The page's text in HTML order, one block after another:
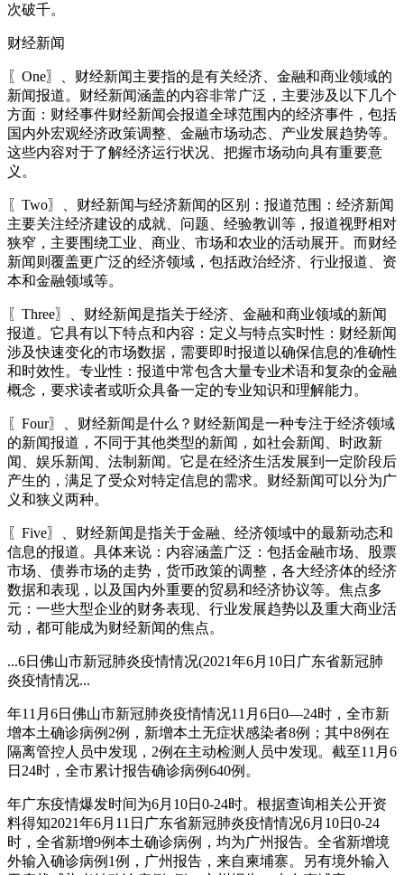
次破千。
财经新闻
〖One〗、财经新闻主要指的是有关经济、金融和商业领域的
新闻报道。财经新闻涵盖的内容非常广泛，主要涉及以下几个
方面：财经事件财经新闻会报道全球范围内的经济事件，包括
国内外宏观经济政策调整、金融市场动态、产业发展趋势等。
这些内容对于了解经济运行状况、把握市场动向具有重要意
义。
〖Two〗、财经新闻与经济新闻的区别：报道范围：经济新闻
主要关注经济建设的成就、问题、经验教训等，报道视野相对
狭窄，主要围绕工业、商业、市场和农业的活动展开。而财经
新闻则覆盖更广泛的经济领域，包括政治经济、行业报道、资
本和金融领域等。
〖Three〗、财经新闻是指关于经济、金融和商业领域的新闻
报道。它具有以下特点和内容：定义与特点实时性：财经新闻
涉及快速变化的市场数据，需要即时报道以确保信息的准确性
和时效性。专业性：报道中常包含大量专业术语和复杂的金融
概念，要求读者或听众具备一定的专业知识和理解能力。
〖Four〗、财经新闻是什么？财经新闻是一种专注于经济领域
的新闻报道，不同于其他类型的新闻，如社会新闻、时政新
闻、娱乐新闻、法制新闻。它是在经济生活发展到一定阶段后
产生的，满足了受众对特定信息的需求。财经新闻可以分为广
义和狭义两种。
〖Five〗、财经新闻是指关于金融、经济领域中的最新动态和
信息的报道。具体来说：内容涵盖广泛：包括金融市场、股票
市场、债券市场的走势，货币政策的调整，各大经济体的经济
数据和表现，以及国内外重要的贸易和经济协议等。焦点多
元：一些大型企业的财务表现、行业发展趋势以及重大商业活
动，都可能成为财经新闻的焦点。
...6日佛山市新冠肺炎疫情情况(2021年6月10日广东省新冠肺
炎疫情情况...
年11月6日佛山市新冠肺炎疫情情况11月6日0—24时，全市新
增本土确诊病例2例，新增本土无症状感染者8例；其中8例在
隔离管控人员中发现，2例在主动检测人员中发现。截至11月6
日24时，全市累计报告确诊病例640例。
年广东疫情爆发时间为6月10日0-24时。根据查询相关公开资
料得知2021年6月11日广东省新冠肺炎疫情情况6月10日0-24
时，全省新增9例本土确诊病例，均为广州报告。全省新增境
外输入确诊病例1例，广州报告，来自柬埔寨。另有境外输入